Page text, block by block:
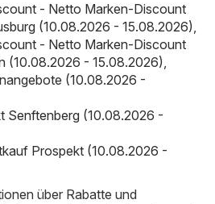
- Netto Marken-Discount
(10.08.2026 - 15.08.2026),
- Netto Marken-Discount
(10.08.2026 - 15.08.2026),
(10.08.2026 -
Senftenberg (10.08.2026 -
Prospekt (10.08.2026 -
über Rabatte und